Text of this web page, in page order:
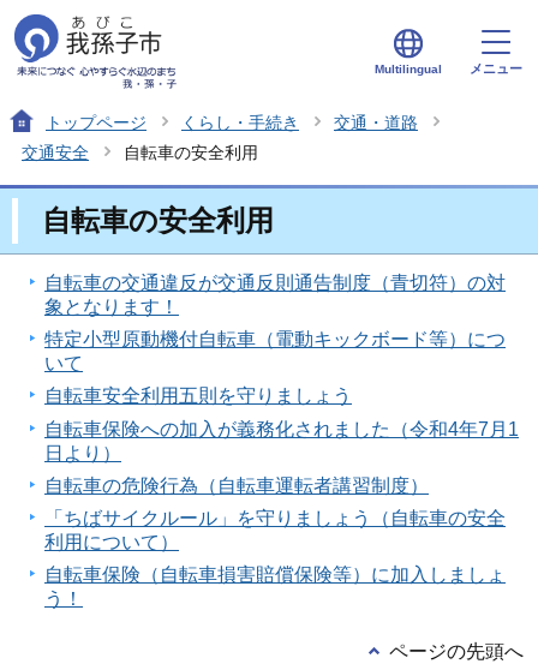
Multilingual メニュー
トップページ くらし・手続き
交通・道路
交通安全
自転車の安全利用
自転車の安全利用
自転車の交通違反が交通反則通告制度（青切符）の対
象となります！
特定小型原動機付自転車（電動キックボード等）につ
いて
自転車安全利用五則を守りましょう
自転車保険への加入が義務化されました（令和4年7月1
日より）
自転車の危険行為（自転車運転者講習制度）
「ちばサイクルール」を守りましょう（自転車の安全
利用について）
自転車保険（自転車損害賠償保険等）に加入しましょ
う！
ページの先頭へ